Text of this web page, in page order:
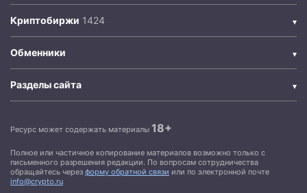
Криптобиржи
Обменники
Разделы сайта
Ресурс может содержать материалы 18+
Полное или частичное копирование материалов возможно только с
письменного разрешения редакции. По вопросам сотрудничества
обращайтесь через форму обратной связи или по электронной почте
info@crypto.ru